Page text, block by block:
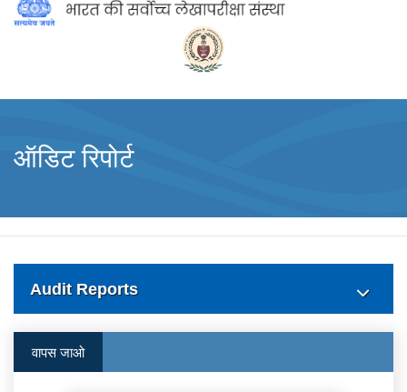
ऑडिट रिपोर्ट
Audit Reports
वापस जाओ